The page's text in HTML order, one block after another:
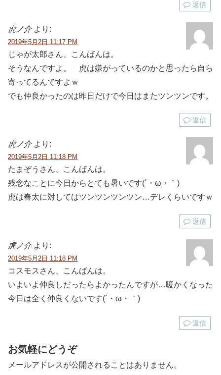
返信
虎ノ介 より:
2019年5月2日 11:17 PM
じゃが太郎さん、こんばんは。
そうなんですよ。 虎は嫌がっているのかと思ったら自ら
寄ってるんですよｗ
でも仲良かったのは昨日だけで今日はまたツンツンです。
返信
虎ノ介 より:
2019年5月2日 11:18 PM
たまぞうさん、こんばんは。
残念なことに今日からとても暑いです(´・ω・｀)
虎は春太に対してはツンツンツンツン…デレくらいですｗ
返信
虎ノ介 より:
2019年5月2日 11:18 PM
コスモスさん、こんばんは。
いよいよ仲良しだったらよかったんですが…暖かくなった
今日は全く仲良くないです(´・ω・｀)
返信
お気軽にどうぞ
メールアドレスが公開されることはありません。